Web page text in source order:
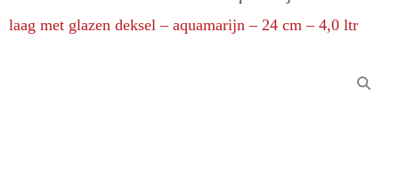
laag met glazen deksel – aquamarijn – 24 cm – 4,0 ltr